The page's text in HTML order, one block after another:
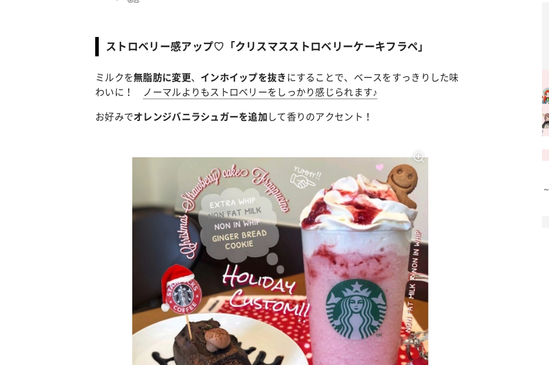
ストロベリー感アップ♡「クリスマスストロベリーケーキフラペ」
ミルクを無脂肪に変更、 インホイップを抜き にすることで、ベースをすっきりした味
わいに！ ノーマルよりもストロベリーをしっかり感じられます♪
お好みでオレンジバニラシュガーを追加 して香りのアクセント！
“憧れワンピ”を着るきっかけに♡ おしゃ
れ女子が夢中な「ヌン活」の楽しみ方
占い
【12星座別】今月の恋愛運♡ 7月23日～
8月20日の運勢は？
カルチャー
【Dリーグ】Ray世代注目のプロダンサー
集団♡ 各チームを彩る「イケメンダンサ
ー」特集